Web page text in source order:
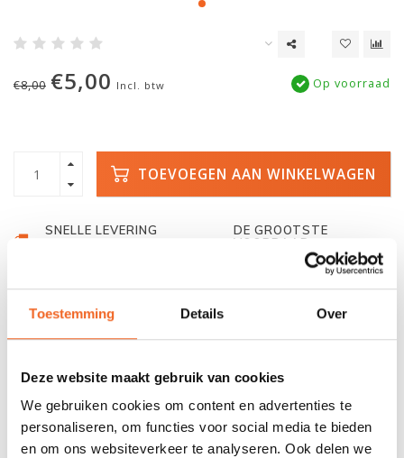
Toestemming Details Over
Deze website maakt gebruik van cookies
We gebruiken cookies om content en advertenties te
personaliseren, om functies voor social media te bieden
en om ons websiteverkeer te analyseren. Ook delen we
€8,00 €5,00 Incl. btw Op voorraad
TOEVOEGEN AAN WINKELWAGEN
SNELLE LEVERING
DE GROOTSTE
VOORRAAD
Duizenden kano's op
678 GOOGLE REVIEWS
PROEFVAART
Bij onze showroom
INFORMATIE